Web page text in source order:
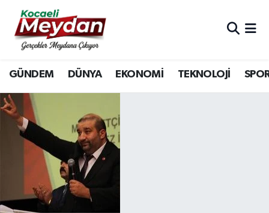
GÜNDEM DÜNYA EKONOMİ TEKNOLOJİ
Nöbetçi Eczaneler
Hava Durumu
Trafik Durumu
Süper Lig Puan Durumu ve Fikstür
Tüm Manşetler
Son Dakika Haberleri